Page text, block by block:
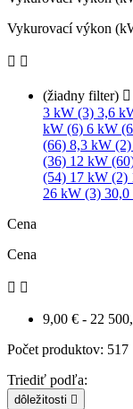
Vykurovací výkon
 
(žiadny filter) 
3 kW (3) 3,6
kW (6) 6 kW
(66) 8,3 kW (2)
(36) 12 kW
(54) 17 kW (2)
26 kW (3)
Cena
Cena
 
9,00 € - 22
Počet produktov: 517
Triediť podľa:
dôležitosti 